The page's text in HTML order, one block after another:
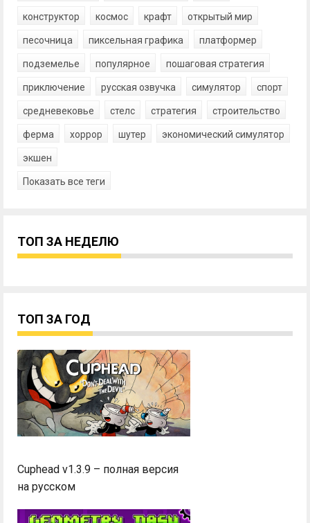
конструктор космос крафт открытый мир
песочница пиксельная графика платформер
подземелье популярное пошаговая стратегия
приключение русская озвучка симулятор спорт
средневековье стелс стратегия строительство
ферма хоррор шутер экономический симулятор
экшен
Показать все теги
ТОП ЗА НЕДЕЛЮ
ТОП ЗА ГОД
Cuphead v1.3.9 – полная версия
на русском